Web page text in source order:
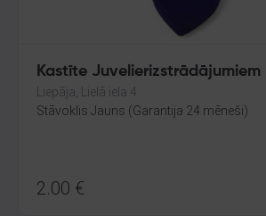
Kastīte Juvelierizstrādājumiem
Liepāja, Lielā iela 4
Stāvoklis Jauns (Garantija 24 mēneši)
2.00 €